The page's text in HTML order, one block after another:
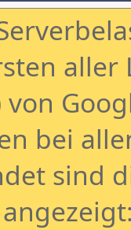
aller
bei
sind